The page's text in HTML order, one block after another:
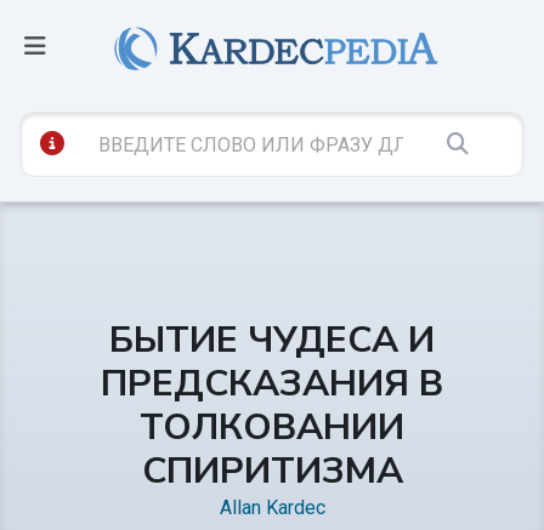
БЫТИЕ ЧУДЕСА И
ПРЕДСКАЗАНИЯ В
ТОЛКОВАНИИ
СПИРИТИЗМА
Allan Kardec